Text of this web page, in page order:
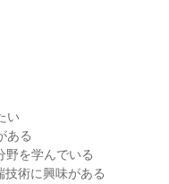
い
ある
野を学んでいる
技術に興味がある